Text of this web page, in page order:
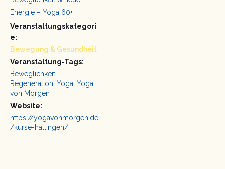
Energie – Yoga 60+
Veranstaltungskategori
e:
Bewegung & Gesundheit
Veranstaltung-Tags:
Beweglichkeit,
Regeneration, Yoga, Yoga
von Morgen
Website:
https://yogavonmorgen.de
/kurse-hattingen/